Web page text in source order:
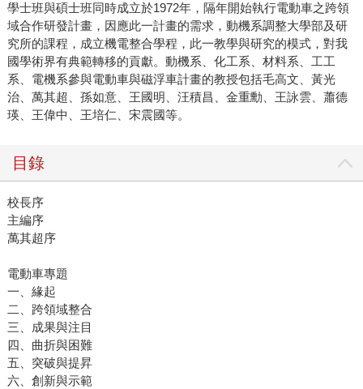
學士班與碩士班同時成立於1972年，隔年開始執行電動車之跨領
域合作研發計畫，因應此一計畫的需求，動機系調整大學部及研
究所的課程，成立機電整合學程，此一教學與研究的模式，對我
國學術界有典範轉移的貢獻。動機系、化工系、材料系、工工
系、電機系參與電動車與磁浮車計畫的教授包括毛高文、黃光
治、萬其超、孫如意、王國明、汪積昌、金重勳、王詠雲、蕭德
瑛、王偉中、王培仁、宋震國等。
目錄
校長序
主編序
萬其超序
電動車專題
一、緣起
二、跨領域整合
三、成果與注目
四、曲折與困難
五、突破與提昇
六、創新與示範